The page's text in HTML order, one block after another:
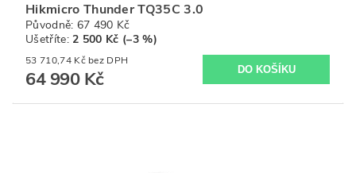
Hikmicro Thunder TQ35C 3.0
Původně: 67 490 Kč
Ušetříte: 2 500 Kč (–3 %)
53 710,74 Kč bez DPH
64 990 Kč